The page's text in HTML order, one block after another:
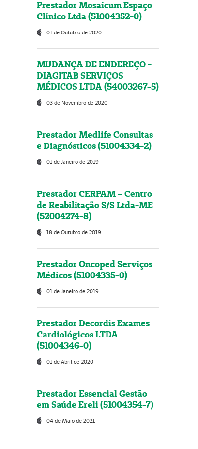
Prestador Mosaicum Espaço
Clínico Ltda (51004352-0)
01 de Outubro de 2020
MUDANÇA DE ENDEREÇO -
DIAGITAB SERVIÇOS
MÉDICOS LTDA (54003267-5)
03 de Novembro de 2020
Prestador Medlife Consultas
e Diagnósticos (51004334-2)
01 de Janeiro de 2019
Prestador CERPAM – Centro
de Reabilitação S/S Ltda-ME
(52004274-8)
18 de Outubro de 2019
Prestador Oncoped Serviços
Médicos (51004335-0)
01 de Janeiro de 2019
Prestador Decordis Exames
Cardiológicos LTDA
(51004346-0)
01 de Abril de 2020
Prestador Essencial Gestão
em Saúde Ereli (51004354-7)
04 de Maio de 2021